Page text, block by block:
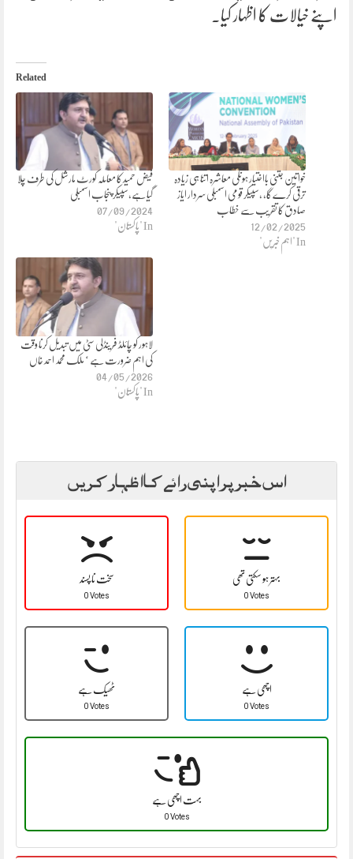
اپنے خیالات کا اظہار کیا۔
Related
فیض حمید کا معاملہ کورٹ مارشل کی طرف چلا
گیا ہے،سپیکر پنجاب اسمبلی
07/09/2024
In "پاکستان"
خواتین جتنی بااختیار ہونگی معاشرہ اتنا ہی زیادہ
ترقی کرے گا، ،سپیکر قومی اسمبلی سردار ایاز
صادق کا تقریب سے خطاب
12/02/2025
In "اہم خبریں"
لاہور کو چائلڈ فرینڈلی سٹی میں تبدیل کرنا وقت
کی اہم ضرورت ہے ‘ ملک محمد احمد خاں
04/05/2026
In "پاکستان"
اس خبر پر اپنی رائے کا اظہار کریں
سخت نا پسند
0 Votes
بہتر ہو سکتی تھی
0 Votes
ٹھیک ہے
0 Votes
اچھی ہے
0 Votes
بہت اچھی ہے
0 Votes